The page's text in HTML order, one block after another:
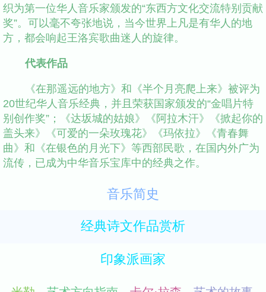
织为第一位华人音乐家颁发的“东西方文化交流特别贡献
奖”。可以毫不夸张地说，当今世界上凡是有华人的地
方，都会响起王洛宾歌曲迷人的旋律。
代表作品
《在那遥远的地方》和《半个月亮爬上来》被评为
20世纪华人音乐经典，并且荣获国家颁发的“金唱片特
别创作奖”；《达坂城的姑娘》《阿拉木汗》《掀起你的
盖头来》《可爱的一朵玫瑰花》《玛依拉》《青春舞
曲》和《在银色的月光下》等西部民歌，在国内外广为
流传，已成为中华音乐宝库中的经典之作。
音乐简史
经典诗文作品赏析
印象派画家